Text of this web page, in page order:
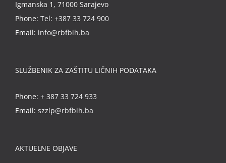
Igmanska 1, 71000 Sarajevo
Phone: Tel: +387 33 724 900
Email: info@rbfbih.ba
SLUŽBENIK ZA ZAŠTITU LIČNIH PODATAKA
Phone: + 387 33 724 933
Email: szzlp@rbfbih.ba
AKTUELNE OBJAVE